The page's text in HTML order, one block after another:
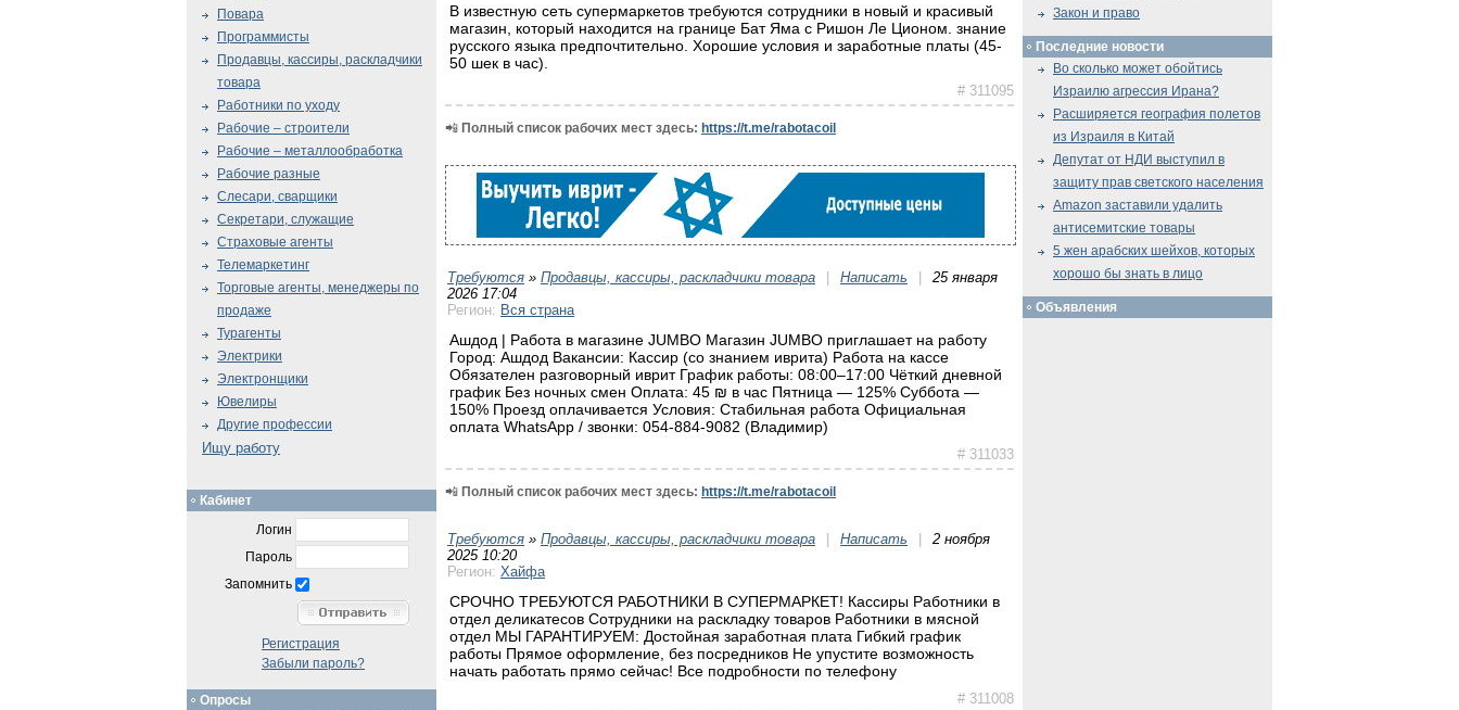
В известную сеть супермаркетов требуются сотрудники в новый и красивый
магазин, который находится на границе Бат Яма с Ришон Ле Ционом. знание
русского языка предпочтительно. Хорошие условия и заработные платы (45-
50 шек в час).
# 311095
📲 Полный список рабочих мест здесь: https://t.me/rabotacoil
Требуются » Продавцы, кассиры, раскладчики товара | Написать |
25 января
2026 17:04
Регион: Вся страна
Ашдод | Работа в магазине JUMBO Магазин JUMBO приглашает на работу
Город: Ашдод Вакансии: Кассир (со знанием иврита) Работа на кассе
Обязателен разговорный иврит График работы: 08:00–17:00 Чёткий дневной
график Без ночных смен Оплата: 45 ₪ в час Пятница — 125% Суббота —
150% Проезд оплачивается Условия: Стабильная работа Официальная
оплата WhatsApp / звонки: 054-884-9082 (Владимир)
# 311033
📲 Полный список рабочих мест здесь: https://t.me/rabotacoil
Требуются » Продавцы, кассиры, раскладчики товара | Написать |
2 ноября
2025 10:20
Регион: Хайфа
СРОЧНО ТРЕБУЮТСЯ РАБОТНИКИ В СУПЕРМАРКЕТ! Кассиры Работники в
отдел деликатесов Сотрудники на раскладку товаров Работники в мясной
отдел МЫ ГАРАНТИРУЕМ: Достойная заработная плата Гибкий график
работы Прямое оформление, без посредников Не упустите возможность
начать работать прямо сейчас! Все подробности по телефону
# 311008
Повара
Программисты
Продавцы, кассиры, раскладчики
товара
Работники по уходу
Рабочие – строители
Рабочие – металлообработка
Рабочие разные
Слесари, сварщики
Секретари, служащие
Страховые агенты
Телемаркетинг
Торговые агенты, менеджеры по
продаже
Турагенты
Электрики
Электронщики
Ювелиры
Другие профессии
Ищу работу
Кабинет
Логин
Пароль
Запомнить
Регистрация
Забыли пароль?
Опросы
Закон и право
Последние новости
Во сколько может обойтись
Израилю агрессия Ирана?
Расширяется география полетов
из Израиля в Китай
Депутат от НДИ выступил в
защиту прав светского населения
Amazon заставили удалить
антисемитские товары
5 жен арабских шейхов, которых
хорошо бы знать в лицо
Объявления